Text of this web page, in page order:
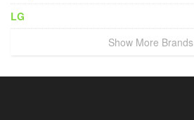
LG
Show More Brands